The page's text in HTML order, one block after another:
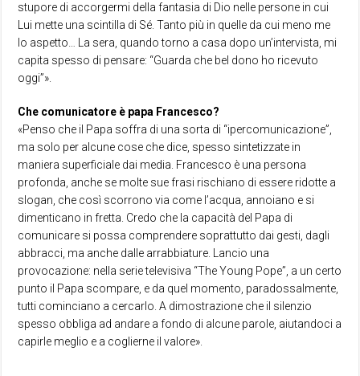
stupore di accorgermi della fantasia di Dio nelle persone in cui
Lui mette una scintilla di Sé. Tanto più in quelle da cui meno me
lo aspetto… La sera, quando torno a casa dopo un’intervista, mi
capita spesso di pensare: “Guarda che bel dono ho ricevuto
oggi”».
Che comunicatore è papa Francesco?
«Penso che il Papa soffra di una sorta di “ipercomunicazione”,
ma solo per alcune cose che dice, spesso sintetizzate in
maniera superficiale dai media. Francesco è una persona
profonda, anche se molte sue frasi rischiano di essere ridotte a
slogan, che così scorrono via come l’acqua, annoiano e si
dimenticano in fretta. Credo che la capacità del Papa di
comunicare si possa comprendere soprattutto dai gesti, dagli
abbracci, ma anche dalle arrabbiature. Lancio una
provocazione: nella serie televisiva “The Young Pope”, a un certo
punto il Papa scompare, e da quel momento, paradossalmente,
tutti cominciano a cercarlo. A dimostrazione che il silenzio
spesso obbliga ad andare a fondo di alcune parole, aiutandoci a
capirle meglio e a coglierne il valore».